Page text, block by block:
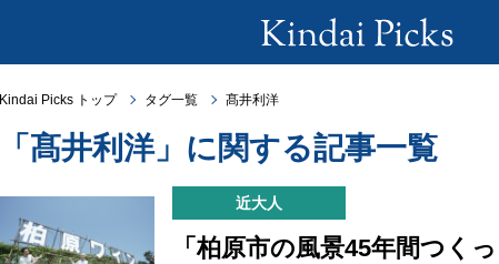
Kindai Picks トップ タグ一覧 髙井利洋
「髙井利洋」に関する記事一覧
近大人
「柏原市の風景45年間つくっ